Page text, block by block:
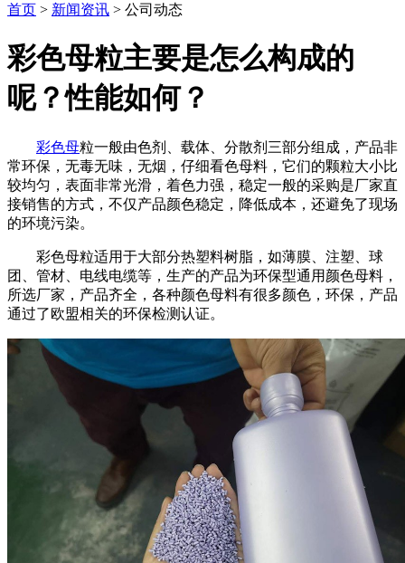
首页 > 新闻资讯 > 公司动态
彩色母粒主要是怎么构成的
呢？性能如何？
彩色母粒一般由色剂、载体、分散剂三部分组成，产品非
常环保，无毒无味，无烟，仔细看色母料，它们的颗粒大小比
较均匀，表面非常光滑，着色力强，稳定一般的采购是厂家直
接销售的方式，不仅产品颜色稳定，降低成本，还避免了现场
的环境污染。
彩色母粒适用于大部分热塑料树脂，如薄膜、注塑、球
团、管材、电线电缆等，生产的产品为环保型通用颜色母料，
所选厂家，产品齐全，各种颜色母料有很多颜色，环保，产品
通过了欧盟相关的环保检测认证。